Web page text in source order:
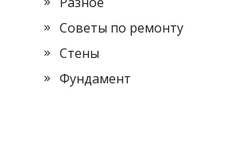
Советы по ремонту
Стены
Фундамент